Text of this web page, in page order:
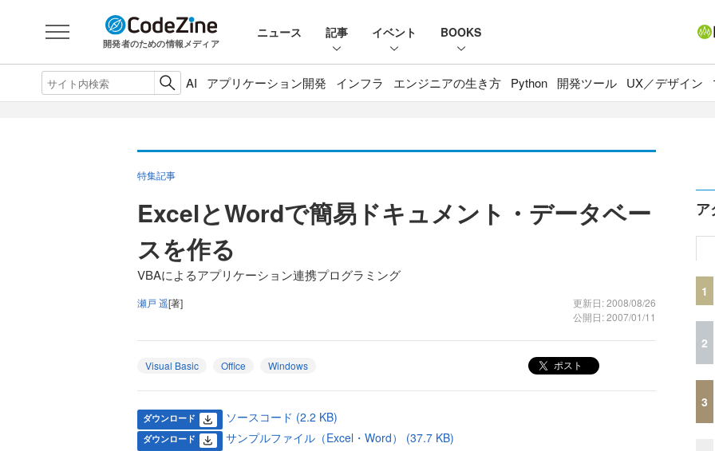
開発者のための情報メディア
ニュース 記事 イベント BOOKS
AI アプリケーション開発 インフラ エンジニアの生き方 Python 開発ツール UX／デザイン
特集記事
ExcelとWordで簡易ドキュメント・データベー
スを作る
VBAによるアプリケーション連携プログラミング
瀬戸 遥[著]
更新日: 2008/08/26
公開日: 2007/01/11
Visual Basic Office Windows ポスト
ダウンロード ソースコード (2.2 KB)
ダウンロード サンプルファイル（Excel・Word） (37.7 KB)
ア
1
2
3